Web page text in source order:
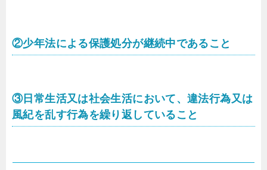
②少年法による保護処分が継続中であること
③日常生活又は社会生活において、違法行為又は
風紀を乱す行為を繰り返していること